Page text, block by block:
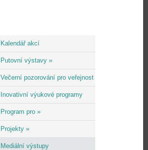
Kalendář akcí
Putovní výstavy »
Večerní pozorování pro veřejnost
Inovativní výukové programy
Program pro »
Projekty »
Mediální výstupy